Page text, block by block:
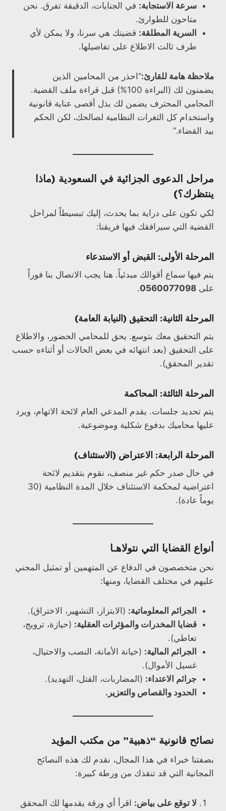
سرعة الاستجابة: في الجنايات، الدقيقة تفرق. نحن
متاحون للطوارئ.
السرية المطلقة: قضيتك هي سرنا، ولا يمكن لأي
طرف ثالث الاطلاع على تفاصيلها.
ملاحظة هامة للقارئ:“احذر من المحامين الذين
يضمنون لك (البراءة 100%) قبل قراءة ملف القضية.
المحامي المحترف يضمن لك بذل أقصى عناية قانونية
واستخدام كل الثغرات النظامية لصالحك، لكن الحكم
بيد القضاء.”
مراحل الدعوى الجزائية في السعودية (ماذا
ينتظرك؟)
لكي تكون على دراية بما يحدث، إليك تبسيطاً لمراحل
القضية التي سيرافقك فيها فريقنا:
المرحلة الأولى: القبض أو الاستدعاء
يتم فيها سماع أقوالك مبدئياً. هنا يجب الاتصال بنا فوراً
على 0560077098
.
المرحلة الثانية: التحقيق (النيابة العامة)
يتم التحقيق معك بتوسع. يحق للمحامي الحضور، والاطلاع
على التحقيق (بعد انتهائه في بعض الحالات أو أثناءه حسب
تقدير المحقق).
المرحلة الثالثة: المحاكمة
يتم تحديد جلسات. يقدم المدعي العام لائحة الاتهام، ويرد
عليها محاميك بدفوع شكلية وموضوعية.
المرحلة الرابعة: الاعتراض (الاستئناف)
في حال صدر حكم غير منصف، نقوم بتقديم لائحة
اعتراضية لمحكمة الاستئناف خلال المدة النظامية (30
يوماً عادة).
أنواع القضايا التي نتولاهـا
نحن متخصصون في الدفاع عن المتهمين أو تمثيل المجني
عليهم في مختلف القضايا، ومنها:
الجرائم المعلوماتية: (الابتزاز، التشهير، الاختراق).
قضايا المخدرات والمؤثرات العقلية: (حيازة، ترويج،
تعاطي).
الجرائم المالية: (خيانة الأمانة، النصب والاحتيال،
غسيل الأموال).
جرائم الاعتداء: (المضاربات، القتل، التهديد).
الحدود والقصاص والتعزير.
نصائح قانونية “ذهبية” من مكتب المؤيد
بصفتنا خبراء في هذا المجال، نقدم لك هذه النصائح
المجانية التي قد تنقذك من ورطة كبيرة:
لا توقع على بياض: اقرأ أي ورقة يقدمها لك المحقق